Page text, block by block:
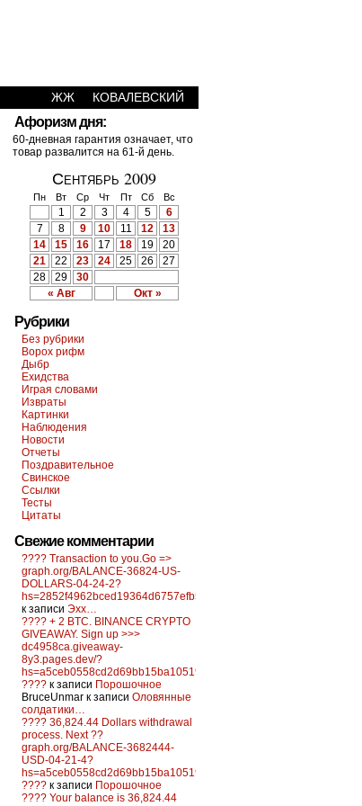
ЖЖ КОВАЛЕВСКИЙ
Афоризм дня:
60-дневная гарантия означает, что
товар развалится на 61-й день.
Сентябрь 2009
Пн Вт Ср Чт Пт Сб Вс
« Авг Окт »
1 2 3 4 5
6
7
8 9 10 11 12
13
14
15 16 17 18 19
20
21
22 23 24 25 26
27
28
29 30
Рубрики
Без рубрики
Ворох рифм
Дыбр
Ехидства
Играя словами
Извраты
Картинки
Наблюдения
Новости
Отчеты
Поздравительное
Свинское
Ссылки
Тесты
Цитаты
Свежие комментарии
???? Transaction to you.Go =>
graph.org/BALANCE-36824-US-
DOLLARS-04-24-2?
hs=2852f4962bced19364d6757efb5f6a84&
к записи Эхх…
???? + 2 BTC. BINANCE CRYPTO
GIVEAWAY. Sign up >>>
dc4958ca.giveaway-
8y3.pages.dev/?
hs=a5ceb0558cd2d69bb15ba10519f0d6c2&
???? к записи Порошочное
BruceUnmar к записи Оловянные
солдатики…
???? 36,824.44 Dollars withdrawal
process. Next ??
graph.org/BALANCE-3682444-
USD-04-21-4?
hs=a5ceb0558cd2d69bb15ba10519f0d6c2&
???? к записи Порошочное
???? Your balance is 36,824.44